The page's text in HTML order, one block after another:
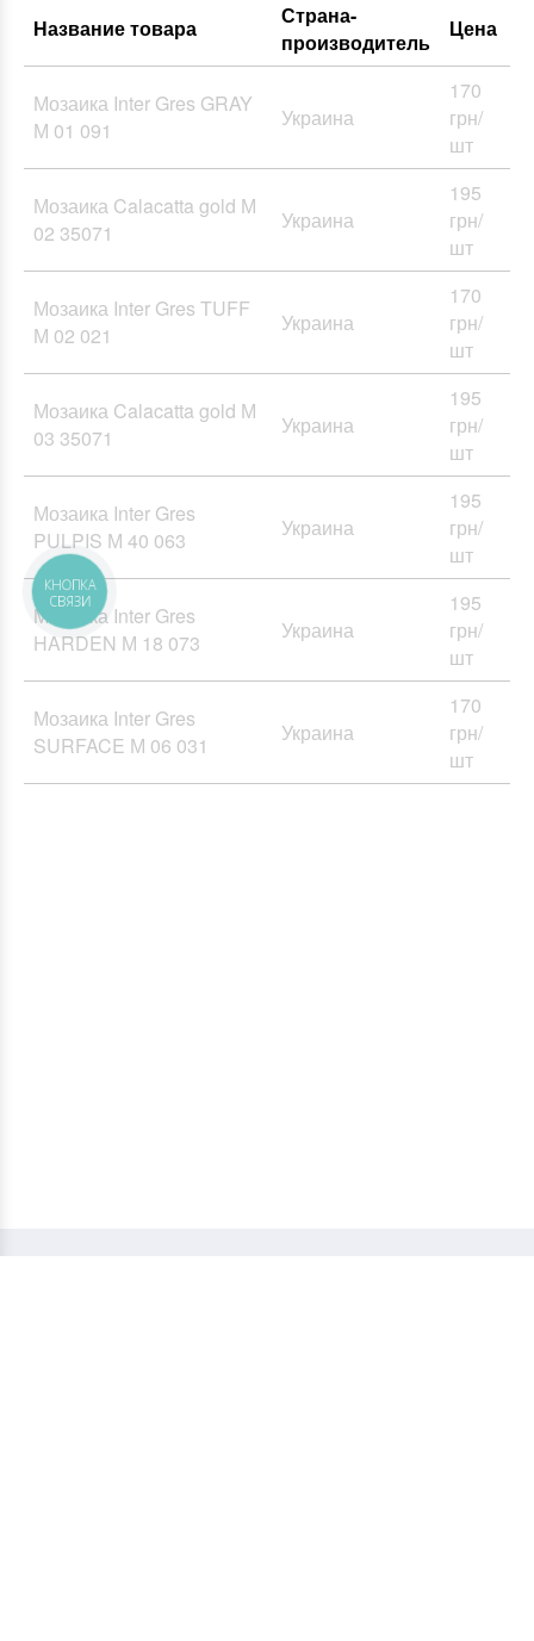
Название товара
Страна-
производитель
Цена
Мозаика Inter Gres GRAY
М 01 091
Украина
170
грн/
шт
Мозаика Calacatta gold М
02 35071
Украина
195
грн/
шт
Мозаика Inter Gres TUFF
М 02 021
Украина
170
грн/
шт
Мозаика Calacatta gold М
03 35071
Украина
195
грн/
шт
Мозаика Inter Gres
PULPIS М 40 063
Украина
195
грн/
шт
Мозаика Inter Gres
HARDEN М 18 073
Украина
195
грн/
шт
Мозаика Inter Gres
SURFACE М 06 031
Украина
170
грн/
шт